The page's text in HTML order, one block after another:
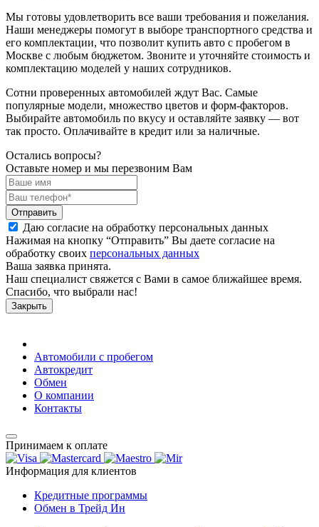
Мы готовы удовлетворить все ваши требования и пожелания.
Наши менеджеры помогут в выборе транспортного средства и
его комплектации, что позволит купить авто с пробегом в
Москве с любым бюджетом. Звоните и уточняйте стоимость и
комплектацию моделей у наших сотрудников.
Сотни проверенных автомобилей ждут Вас. Самые
популярные модели, множество цветов и форм-факторов.
Выбирайте автомобиль по вкусу и оставляйте заявку — вот
так просто. Оплачивайте в кредит или за наличные.
Остались вопросы?
Оставьте номер и мы перезвоним Вам
Отправить
Даю согласие на обработку персональных данных
Нажимая на кнопку “Отправить” Вы даете согласие на
обработку своих персональных данных
Ваша заявка принята.
Наш специалист свяжется с Вами в самое ближайшее время.
Спасибо, что выбрали нас!
Закрыть
Автомобили с пробегом
Автокредит
Обмен
О компании
Контакты
Принимаем к оплате
Информация для клиентов
Кредитные программы
Обмен в Трейд Ин